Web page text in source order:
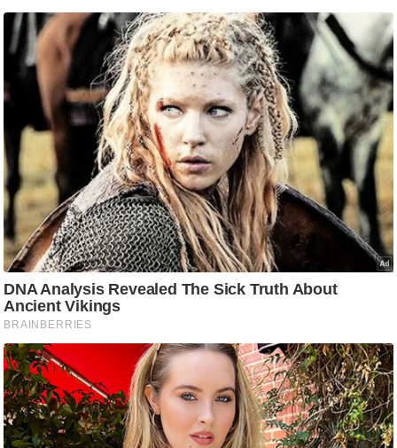
i
n
g
N
w
s
ला
इ
फ
स्टा
इ
ल
टे
क्नॉ
लॉ
जी
ब्यू
टी